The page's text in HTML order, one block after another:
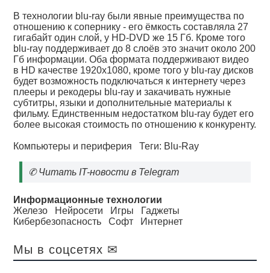
В технологии blu-ray были явные преимущества по
отношению к сопернику - его ёмкость составляла 27
гигабайт один слой, у HD-DVD же 15 Гб. Кроме того
blu-ray поддерживает до 8 слоёв это значит около 200
Гб информации. Оба формата поддерживают видео
в HD качестве 1920х1080, кроме того у blu-ray дисков
будет возможность подключаться к интернету через
плееры и рекодеры blu-ray и закачивать нужные
субтитры, языки и дополнительные материалы к
фильму. Единственным недостатком blu-ray будет его
более высокая стоимость по отношению к конкуренту.
Компьютеры и периферия Теги: Blu-Ray
✆Читать IT-новости в Telegram
Информационные технологии
Железо
Нейросети Игры
Гаджеты
Кибербезопасность
Софт Интернет
Мы в соцсетях ✉